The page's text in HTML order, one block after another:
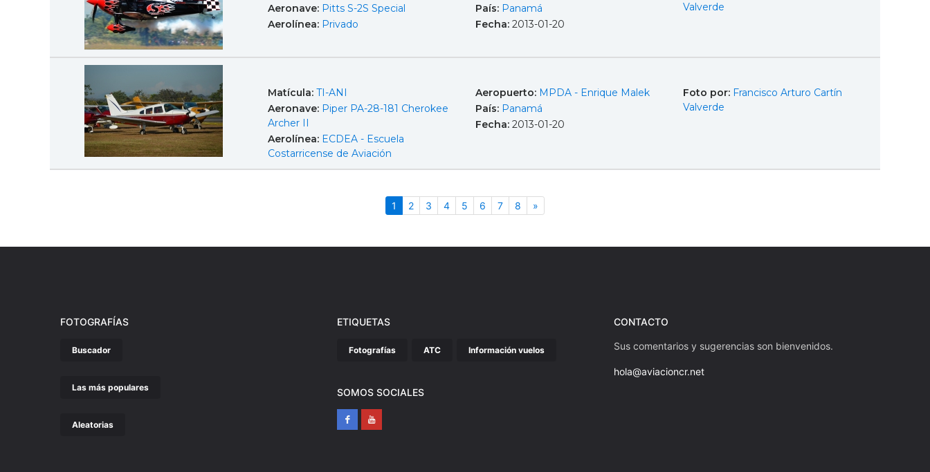
Aeronave: Pitts S-2S Special
Aerolínea: Privado
País: Panamá
Fecha: 2013-01-20
Valverde
Matícula: TI-ANI
Aeronave: Piper PA-28-181 Cherokee
Archer II
Aerolínea: ECDEA - Escuela
Costarricense de Aviación
Aeropuerto: MPDA - Enrique Malek
País: Panamá
Fecha: 2013-01-20
Foto por: Francisco Arturo Cartín
Valverde
1 (actual)
2 3 4 5 6 7 8 »
FOTOGRAFÍAS
Buscador
Las más populares
Aleatorias
ETIQUETAS
Fotografías ATC Información vuelos
SOMOS SOCIALES
CONTACTO
Sus comentarios y sugerencias son bienvenidos.
hola@aviacioncr.net